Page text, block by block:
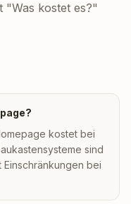
"Was kostet es?"
kostet bei
sind
bei